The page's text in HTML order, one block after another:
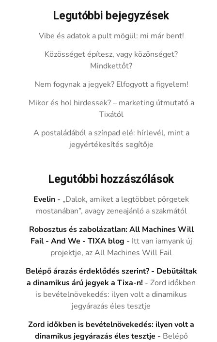
Legutóbbi bejegyzések
Vibe és adatok a pult mögül: mi már bent!
Közösséget építesz, vagy közönséget?
Mindkettőt?
Nem fogynak a jegyek? Elfogyott a figyelem!
Mikor és hol hirdessek? – marketing útmutató a
Tixától
A postaládából a színpad elé: hírlevél, mint a
jegyértékesítés segítője
Legutóbbi hozzászólások
Evelin - „Dalok, amiket a legtöbbet pörgetek
mostanában”, avagy zeneajánló a szakmától
Robosztus és zabolázatlan: All Machines Will
Fail - And We - TIXA blog - Itt van iamyank új
projektje, az All Machines Will Fail
Belépő árazás érdeklődés szerint? - Debütáltak
a dinamikus árú jegyek a Tixa-n! -Zord időkben
is bevételnövekedés: ilyen volt a dinamikus
jegyárazás éles tesztje
Zord időkben is bevételnövekedés: ilyen volt a
dinamikus jegyárazás éles tesztje - Belépő